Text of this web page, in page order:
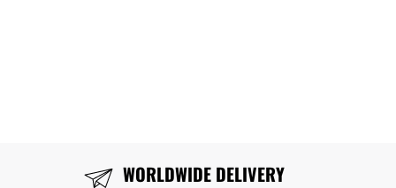
WORLDWIDE DELIVERY